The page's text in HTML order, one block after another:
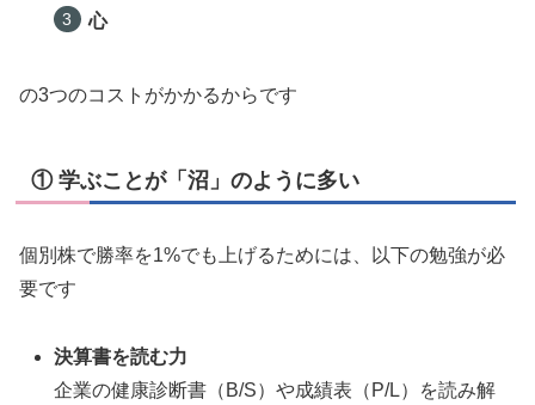
心
の3つのコストがかかるからです
① 学ぶことが「沼」のように多い
個別株で勝率を1%でも上げるためには、以下の勉強が必
要です
決算書を読む力
企業の健康診断書（B/S）や成績表（P/L）を読み解